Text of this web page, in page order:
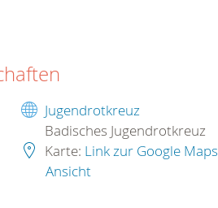
Jugendrotkreuz
Badisches Jugendrotkreuz
Karte: Link zur Google Maps
Ansicht